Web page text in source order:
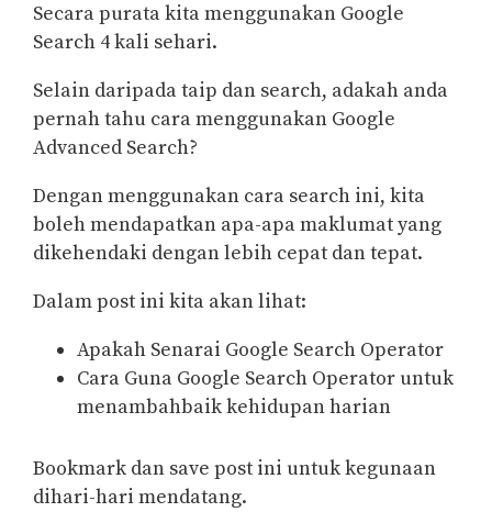
Secara purata kita menggunakan Google
Search 4 kali sehari.
Selain daripada taip dan search, adakah anda
pernah tahu cara menggunakan Google
Advanced Search?
Dengan menggunakan cara search ini, kita
boleh mendapatkan apa-apa maklumat yang
dikehendaki dengan lebih cepat dan tepat.
Dalam post ini kita akan lihat:
Apakah Senarai Google Search Operator
Cara Guna Google Search Operator untuk
menambahbaik kehidupan harian
Bookmark dan save post ini untuk kegunaan
dihari-hari mendatang.